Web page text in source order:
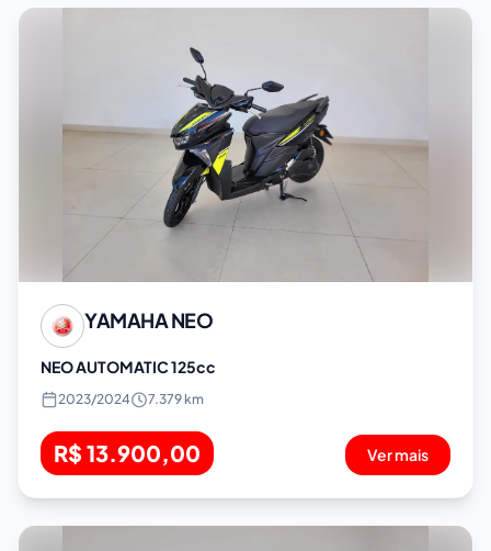
YAMAHANEO
NEO AUTOMATIC 125cc
2023/2024 7.379 km
R$ 13.900,00 Ver mais